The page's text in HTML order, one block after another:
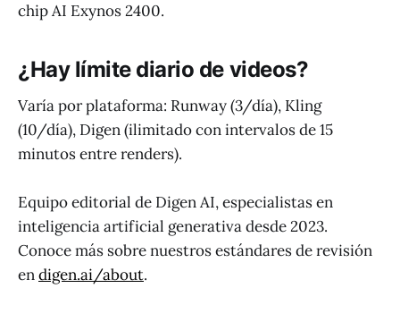
chip AI Exynos 2400.
¿Hay límite diario de videos?
Varía por plataforma: Runway (3/día), Kling
(10/día), Digen (ilimitado con intervalos de 15
minutos entre renders).
Equipo editorial de Digen AI, especialistas en
inteligencia artificial generativa desde 2023.
Conoce más sobre nuestros estándares de revisión
endigen.ai/about.